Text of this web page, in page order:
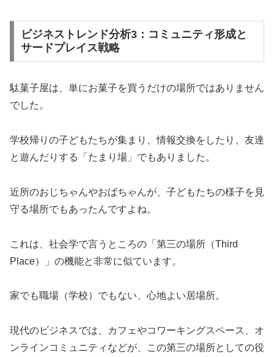
ビジネストレンド分析3：コミュニティ形成と
サードプレイス戦略
駄菓子屋は、単にお菓子を買うだけの場所ではありません
でした。
学校帰りの子どもたちが集まり、情報交換をしたり、友達
と遊んだりする「たまり場」でもありました。
近所のおじちゃんやおばちゃんが、子どもたちの様子を見
守る場所でもあったんですよね。
これは、社会学で言うところの「第三の場所（Third
Place）」の機能と非常に似ています。
家でも職場（学校）でもない、心地よい居場所。
現代のビジネスでは、カフェやコワーキングスペース、オ
ンラインコミュニティなどが、この第三の場所としての役